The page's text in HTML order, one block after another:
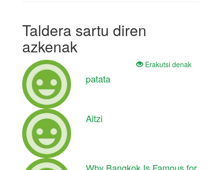
Taldera sartu diren
azkenak
Erakutsi denak
patata
Aitzi
Why Bangkok Is Famous for